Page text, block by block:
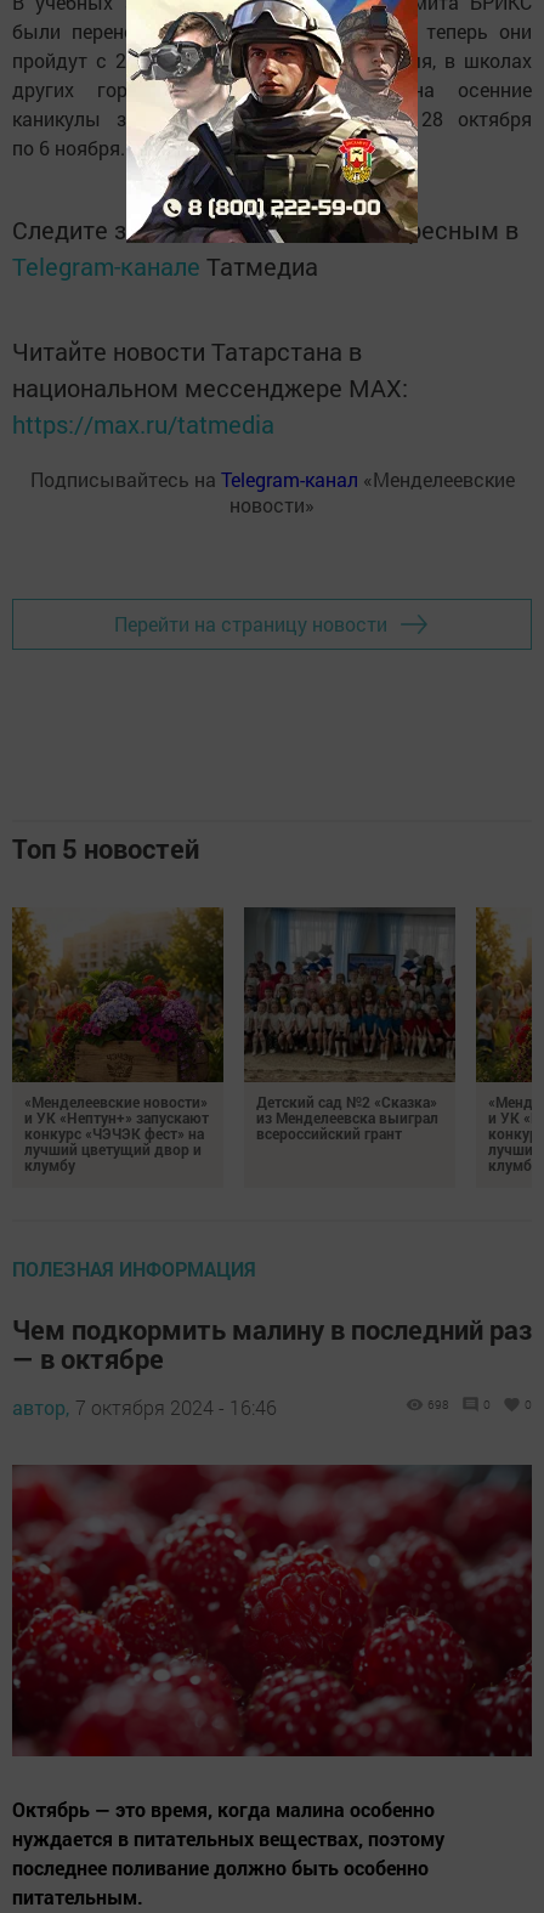
были перенесены даты осенних каникул, теперь они
пройдут с 21 по 28 октября. В то же время, в школах
других городов и районов Татарстана осенние
каникулы запланированы на период с 28 октября
по 6 ноября.
Следите за самым важным и интересным в
Telegram-канале Татмедиа
Читайте новости Татарстана в
национальном мессенджере MАХ:
https://max.ru/tatmedia
Подписывайтесь на Telegram-канал «Менделеевские
новости»
Перейти на страницу новости
Топ 5 новостей
«Менделеевские новости»
и УК «Нептун+» запускают
конкурс «ЧЭЧЭК фест» на
лучший цветущий двор и
клумбу
Детский сад №2 «Сказка»
из Менделеевска выиграл
всероссийский грант
и УК
клумбу
ПОЛЕЗНАЯ ИНФОРМАЦИЯ
Чем подкормить малину в последний раз
— в октябре
автор, 7 октября 2024 - 16:46 698 0 0
Октябрь — это время, когда малина особенно
нуждается в питательных веществах, поэтому
последнее поливание должно быть особенно
питательным.